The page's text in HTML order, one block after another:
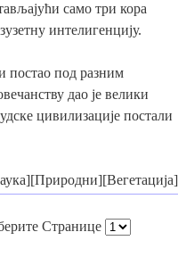
само три кора
интелигенцију.
постао под разним
дао је велики
цивилизације постали
Странице